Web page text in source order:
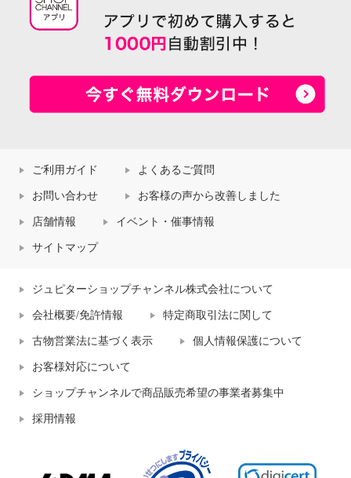
ご利用ガイド よくあるご質問
お問い合わせ お客様の声から改善しました
店舗情報 イベント・催事情報
サイトマップ
ジュピターショップチャンネル株式会社について
会社概要/免許情報 特定商取引法に関して
古物営業法に基づく表示 個人情報保護について
お客様対応について
ショップチャンネルで商品販売希望の事業者募集中
採用情報